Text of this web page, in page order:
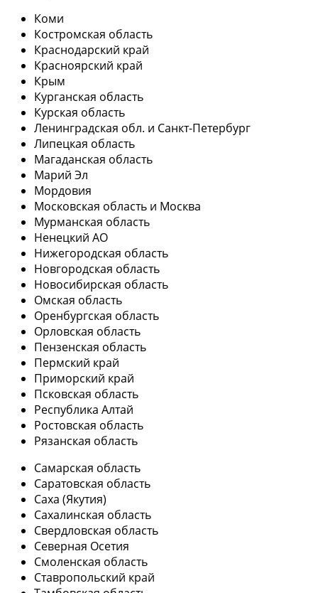
Коми
Костромская область
Краснодарский край
Красноярский край
Крым
Курганская область
Курская область
Ленинградская обл. и Санкт-Петербург
Липецкая область
Магаданская область
Марий Эл
Мордовия
Московская область и Москва
Мурманская область
Ненецкий АО
Нижегородская область
Новгородская область
Новосибирская область
Омская область
Оренбургская область
Орловская область
Пензенская область
Пермский край
Приморский край
Псковская область
Республика Алтай
Ростовская область
Рязанская область
Самарская область
Саратовская область
Саха (Якутия)
Сахалинская область
Свердловская область
Северная Осетия
Смоленская область
Ставропольский край